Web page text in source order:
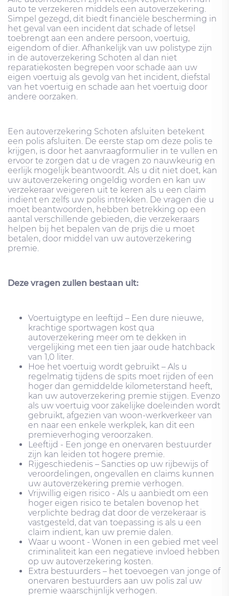
auto te verzekeren middels een autoverzekering.
Simpel gezegd, dit biedt financiële bescherming in
het geval van een incident dat schade of letsel
toebrengt aan een andere persoon, voertuig,
eigendom of dier. Afhankelijk van uw polistype zijn
in de autoverzekering Schoten al dan niet
reparatiekosten begrepen voor schade aan uw
eigen voertuig als gevolg van het incident, diefstal
van het voertuig en schade aan het voertuig door
andere oorzaken.
Een autoverzekering Schoten afsluiten betekent
een polis afsluiten. De eerste stap om deze polis te
krijgen, is door het aanvraagformulier in te vullen en
ervoor te zorgen dat u de vragen zo nauwkeurig en
eerlijk mogelijk beantwoordt. Als u dit niet doet, kan
uw autoverzekering ongeldig worden en kan uw
verzekeraar weigeren uit te keren als u een claim
indient en zelfs uw polis intrekken. De vragen die u
moet beantwoorden, hebben betrekking op een
aantal verschillende gebieden, die verzekeraars
helpen bij het bepalen van de prijs die u moet
betalen, door middel van uw autoverzekering
premie.
Deze vragen zullen bestaan ​​uit:
Voertuigtype en leeftijd – Een dure nieuwe,
krachtige sportwagen kost qua
autoverzekering meer om te dekken in
vergelijking met een tien jaar oude hatchback
van 1,0 liter.
Hoe het voertuig wordt gebruikt – Als u
regelmatig tijdens de spits moet rijden of een
hoger dan gemiddelde kilometerstand heeft,
kan uw autoverzekering premie stijgen. Evenzo
als uw voertuig voor zakelijke doeleinden wordt
gebruikt, afgezien van woon-werkverkeer van
en naar een enkele werkplek, kan dit een
premieverhoging veroorzaken.
Leeftijd - Een jonge en onervaren bestuurder
zijn kan leiden tot hogere premie.
Rijgeschiedenis – Sancties op uw rijbewijs of
veroordelingen, ongevallen en claims kunnen
uw autoverzekering premie verhogen.
Vrijwillig eigen risico - Als u aanbiedt om een ​​
hoger eigen risico te betalen bovenop het
verplichte bedrag dat door de verzekeraar is
vastgesteld, dat van toepassing is als u een
claim indient, kan uw premie dalen.
Waar u woont - Wonen in een gebied met veel
criminaliteit kan een negatieve invloed hebben
op uw autoverzekering kosten.
Extra bestuurders – het toevoegen van jonge of
onervaren bestuurders aan uw polis zal uw
premie waarschijnlijk verhogen.